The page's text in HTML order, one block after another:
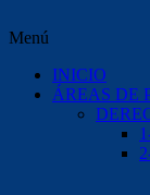
Menú
INICIO
ÁREAS DE